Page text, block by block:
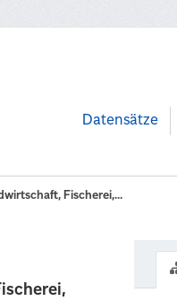
Datensätze
Fischerei,...